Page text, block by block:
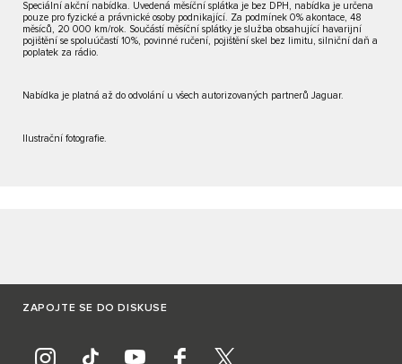
Speciální akční nabídka. Uvedená měsíční splátka je bez DPH, nabídka je určena
pouze pro fyzické a právnické osoby podnikající. Za podmínek 0% akontace, 48
měsíců, 20 000 km/rok. Součástí měsíční splátky je služba obsahující havarijní
pojištění se spoluúčastí 10%, povinné ručení, pojištění skel bez limitu, silniční daň a
poplatek za rádio.
Nabídka je platná až do odvolání u všech autorizovaných partnerů Jaguar.
Ilustrační fotografie.
ZAPOJTE SE DO DISKUSE